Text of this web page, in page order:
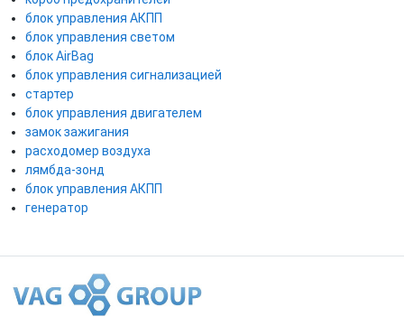
блок управления АКПП
блок управления светом
блок AirBag
блок управления сигнализацией
стартер
блок управления двигателем
замок зажигания
расходомер воздуха
лямбда-зонд
блок управления АКПП
генератор